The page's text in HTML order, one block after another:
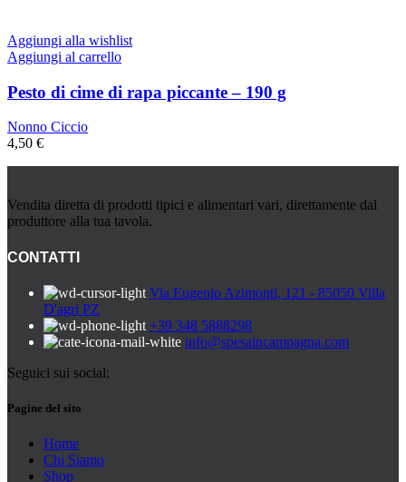
Aggiungi alla wishlist
Aggiungi al carrello
Pesto di cime di rapa piccante – 190 g
Nonno Ciccio
4,50 €
Vendita diretta di prodotti tipici e alimentari vari, direttamente dal
produttore alla tua tavola.
CONTATTI
Via Eugenio Azimonti, 121 - 85050 Villa
D'agri PZ
+39 348 5888298
info@spesaincampagna.com
Seguici sui social:
Pagine del sito
Home
Chi Siamo
Shop